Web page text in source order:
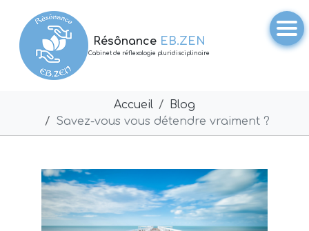
Résônance EB.ZEN
Cabinet de réflexologie pluridisciplinaire
Accueil
Blog
Savez-vous vous détendre vraiment ?